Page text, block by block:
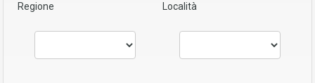
Regione Località